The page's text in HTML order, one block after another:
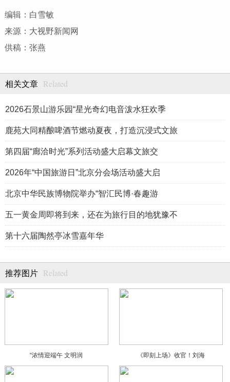
编辑：白雪敏
来源：大视野新闻网
供稿：张燕
相关文章 Related
2026石景山游乐园“星光奇幻电音泼水狂欢季
鹿苑大同精酿啤酒节燃动夏夜，打造沉浸式文旅
第四届“廊洽时光”系列活动盛大启幕文旅交
2026年“中国旅游日”北京分会场活动盛大启
北京中华民族博物院举办“智汇民博·春趣游
五一黄金周即将到来，还在为旅行目的地犹豫不
第十六届陶然亭冰雪嘉年华
推荐图片 Related
“浓情迎端午 文明润 《即刻上场》收官！刘海